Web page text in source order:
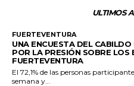
ULTIMOS
FUERTEVENTURA
UNA ENCUESTA DEL
POR LA PRESIÓN SOBRE LOS
FUERTEVENTURA
El 72,1% de las personas
semana y...